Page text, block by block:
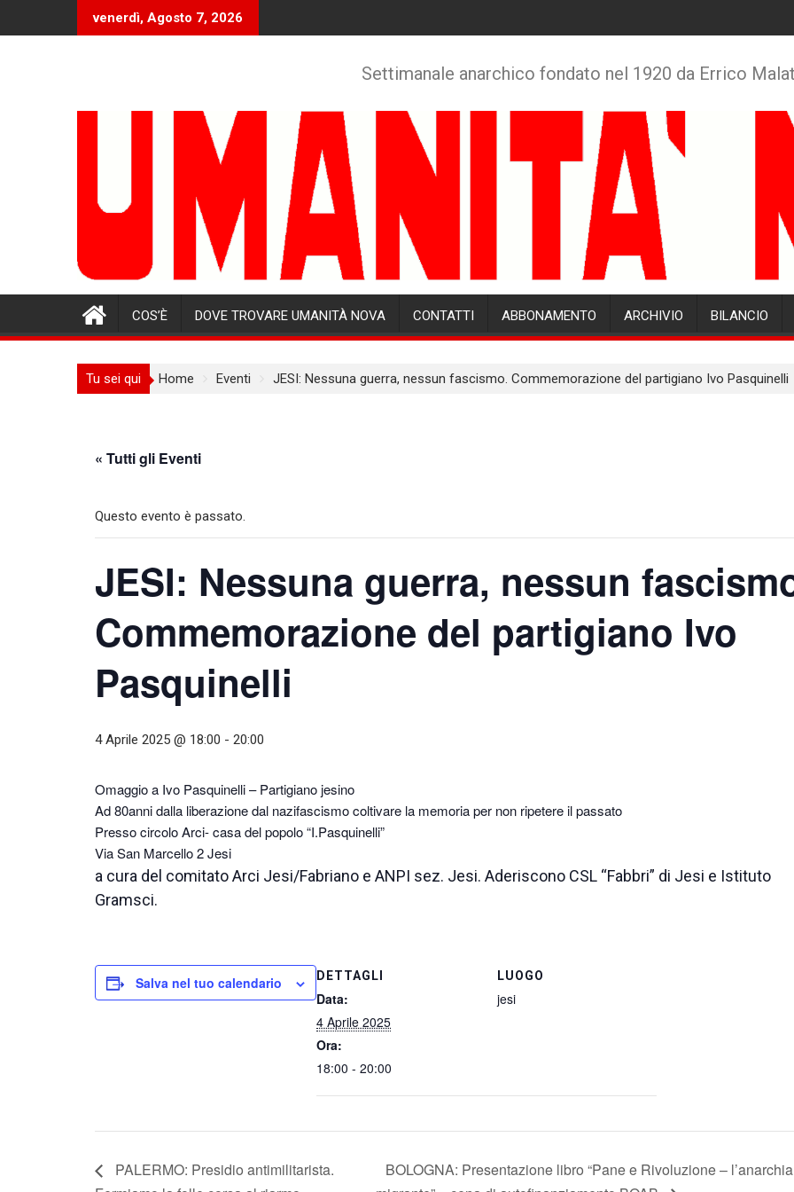
venerdì, Agosto 7, 2026
Settimanale anarchico fondato nel 1920 da Errico
COS’È DOVE TROVARE UMANITÀ NOVA CONTATTI ABBONAMENTO ARCHIVIO BILANCIO
Tu sei qui Home Eventi JESI: Nessuna guerra, nessun fascismo. Commemorazione del partigiano Ivo Pasquinelli
« Tutti gli Eventi
Questo evento è passato.
JESI: Nessuna guerra, nessun
Commemorazione del partigiano Ivo
Pasquinelli
4 Aprile 2025 @ 18:00 - 20:00
Omaggio a Ivo Pasquinelli – Partigiano jesino
Ad 80anni dalla liberazione dal nazifascismo coltivare la memoria per non ripetere il passato
Presso circolo Arci- casa del popolo “I.Pasquinelli”
Via San Marcello 2 Jesi
a cura del comitato Arci Jesi/Fabriano e ANPI sez. Jesi. Aderiscono CSL “Fabbri” di Jesi e Istituto
Gramsci.
Salva nel tuo calendario DETTAGLI
Data:
4 Aprile 2025
Ora:
18:00 - 20:00
LUOGO
jesi
PALERMO: Presidio antimilitarista.
BOLOGNA: Presentazione libro “Pane e Rivoluzione – l’anarchia